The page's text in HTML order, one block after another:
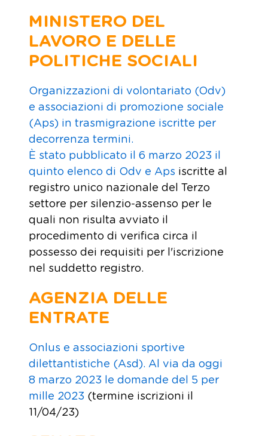
MINISTERO DEL
LAVORO E DELLE
POLITICHE SOCIALI
Organizzazioni di volontariato (Odv)
e associazioni di promozione sociale
(Aps) in trasmigrazione iscritte per
decorrenza termini.
È stato pubblicato il 6 marzo 2023 il
quinto elenco di Odv e Aps iscritte al
registro unico nazionale del Terzo
settore per silenzio-assenso per le
quali non risulta avviato il
procedimento di verifica circa il
possesso dei requisiti per l'iscrizione
nel suddetto registro.
AGENZIA DELLE
ENTRATE
Onlus e associazioni sportive
dilettantistiche (Asd). Al via da oggi
8 marzo 2023 le domande del 5 per
mille 2023 (termine iscrizioni il
11/04/23)